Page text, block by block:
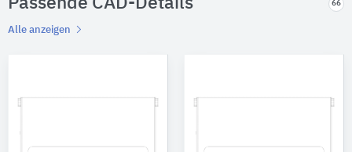
Passende CAD-Details 66
Alle anzeigen